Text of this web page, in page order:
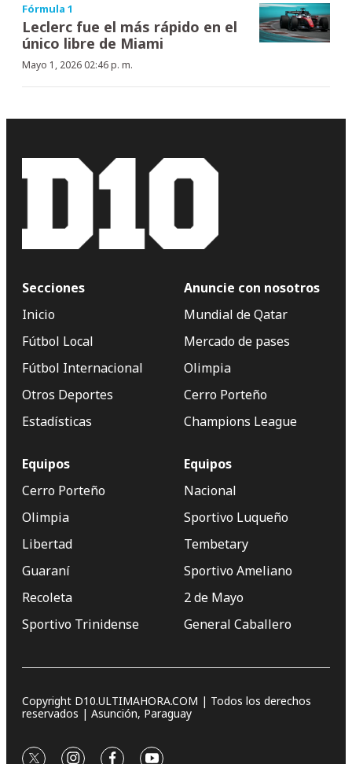
Fórmula 1
Leclerc fue el más rápido en el
único libre de Miami
Mayo 1, 2026 02:46 p. m.
Secciones
Inicio
Fútbol Local
Fútbol Internacional
Otros Deportes
Estadísticas
Anuncie con nosotros
Mundial de Qatar
Mercado de pases
Olimpia
Cerro Porteño
Champions League
Equipos
Cerro Porteño
Olimpia
Libertad
Guaraní
Recoleta
Sportivo Trinidense
Equipos
Nacional
Sportivo Luqueño
Tembetary
Sportivo Ameliano
2 de Mayo
General Caballero
Copyright D10.ULTIMAHORA.COM | Todos los derechos
reservados | Asunción, Paraguay